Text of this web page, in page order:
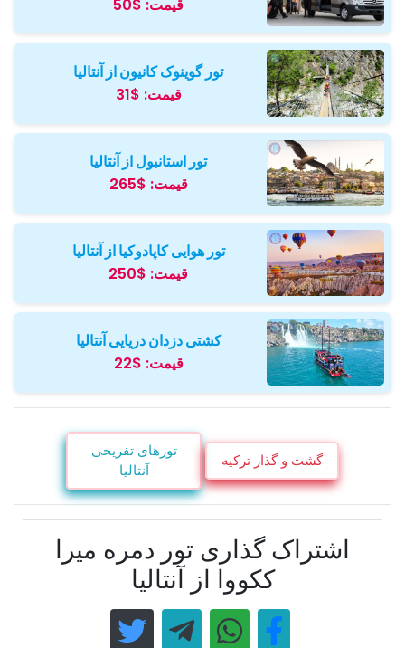
قیمت: $50
تور گوینوک کانیون از آنتالیا
قیمت: $31
تور استانبول از آنتالیا
قیمت: $265
تور هوایی کاپادوکیا از آنتالیا
قیمت: $250
کشتی دزدان دریایی آنتالیا
قیمت: $22
گشت و گذار ترکیه
تورهای تفریحی
آنتالیا
اشتراک گذاری تور دمره میرا
ککووا از آنتالیا